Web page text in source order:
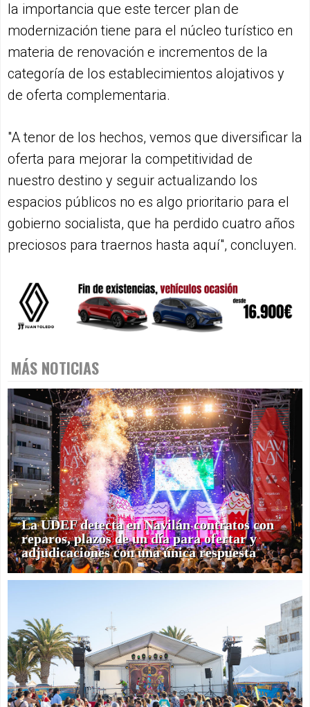
la importancia que este tercer plan de
modernización tiene para el núcleo turístico en
materia de renovación e incrementos de la
categoría de los establecimientos alojativos y
de oferta complementaria.
"A tenor de los hechos, vemos que diversificar la
oferta para mejorar la competitividad de
nuestro destino y seguir actualizando los
espacios públicos no es algo prioritario para el
gobierno socialista, que ha perdido cuatro años
preciosos para traernos hasta aquí", concluyen.
MÁS NOTICIAS
La UDEF detecta en Navilán contratos con
reparos, plazos de un día para ofertar y
adjudicaciones con una única respuesta